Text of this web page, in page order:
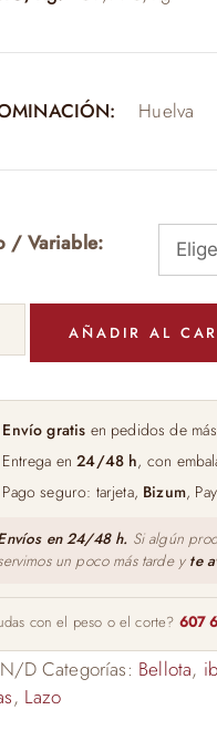
509,90 €
Huelva
/ Variable:
AÑADIR AL
Envío gratis en pedidos de
Entrega en24/48 h, con
Pago seguro: tarjeta, Bizum,
en 24/48 h. Si algún
un poco más tarde y te
con el peso o el corte? 607
N/D Categorías: Bellota,
, Lazo